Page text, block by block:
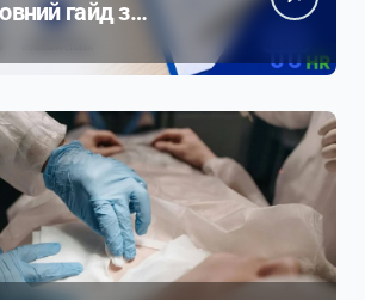
гайд з